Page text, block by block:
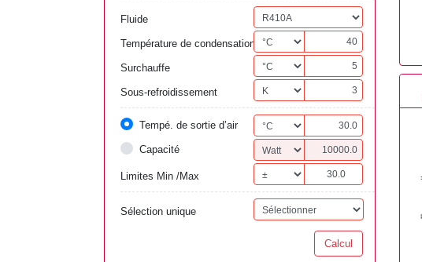
Fluide
Température de condensation
Surchauffe
Sous-refroidissement
Tempé. de sortie d’air
Capacité
Limites Min /Max
Sélection unique
Calcul